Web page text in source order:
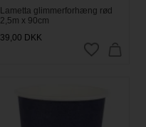
Lametta glimmerforhæng rød
2,5m x 90cm
39,00 DKK